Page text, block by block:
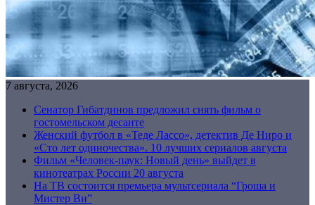
7 августа, 2026
Сенатор Гибатдинов предложил снять фильм о
гостомельском десанте
Женский футбол в «Теде Лассо», детектив Де Ниро и
«Сто лет одиночества». 10 лучших сериалов августа
Фильм «Человек-паук: Новый день» выйдет в
кинотеатрах России 20 августа
На ТВ состоится премьера мультсериала “Гроша и
Мистер Ви”